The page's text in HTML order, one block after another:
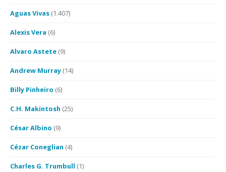
Aguas Vivas (1.407)
Alexis Vera (6)
Alvaro Astete (9)
Andrew Murray (14)
Billy Pinheiro (6)
C.H. Makintosh (25)
César Albino (9)
Cézar Coneglian (4)
Charles G. Trumbull (1)